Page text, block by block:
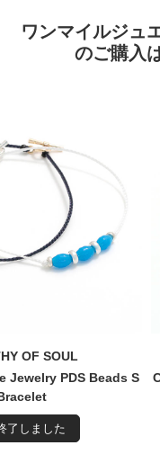
ワンマイルジュ
のご購入
OF SOUL
Jewelry PDS Beads S
了しました